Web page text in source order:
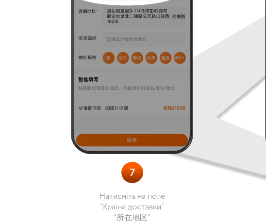
7
Натисніть на поле
“Країна доставки”
“所在地区”